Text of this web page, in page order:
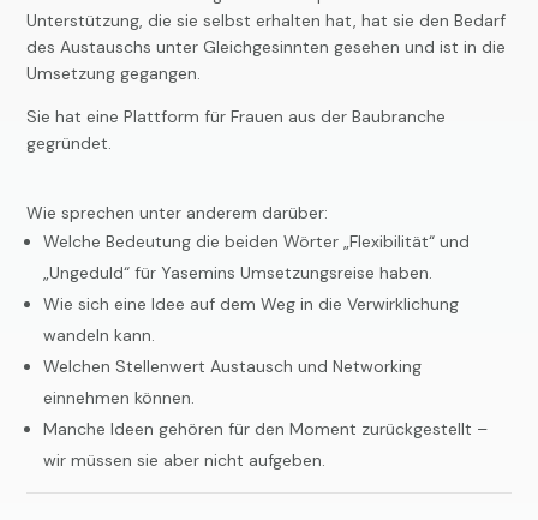
Unterstützung, die sie selbst erhalten hat, hat sie den Bedarf
des Austauschs unter Gleichgesinnten gesehen und ist in die
Umsetzung gegangen.
Sie hat eine Plattform für Frauen aus der Baubranche
gegründet.
Wie sprechen unter anderem darüber:
Welche Bedeutung die beiden Wörter „Flexibilität“ und
„Ungeduld“ für Yasemins Umsetzungsreise haben.
Wie sich eine Idee auf dem Weg in die Verwirklichung
wandeln kann.
Welchen Stellenwert Austausch und Networking
einnehmen können.
Manche Ideen gehören für den Moment zurückgestellt –
wir müssen sie aber nicht aufgeben.